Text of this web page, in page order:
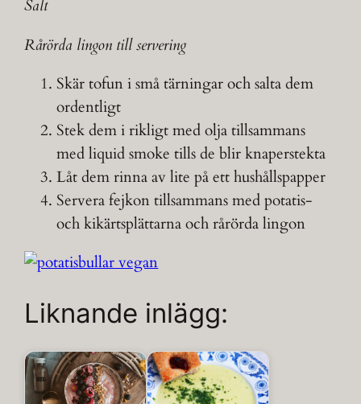
Salt
Rårörda lingon till servering
Skär tofun i små tärningar och salta dem
ordentligt
Stek dem i rikligt med olja tillsammans
med liquid smoke tills de blir knaperstekta
Låt dem rinna av lite på ett hushållspapper
Servera fejkon tillsammans med potatis-
och kikärtsplättarna och rårörda lingon
Liknande inlägg: